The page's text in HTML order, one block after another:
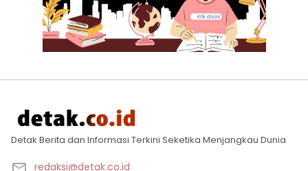
Detak Berita dan Informasi Terkini Seketika Menjangkau Dunia
redaksi@detak.co.id